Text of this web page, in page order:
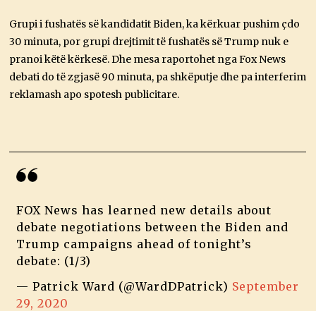
Grupi i fushatës së kandidatit Biden, ka kërkuar pushim çdo
30 minuta, por grupi drejtimit të fushatës së Trump nuk e
pranoi këtë kërkesë. Dhe mesa raportohet nga Fox News
debati do të zgjasë 90 minuta, pa shkëputje dhe pa interferim
reklamash apo spotesh publicitare.
FOX News has learned new details about
debate negotiations between the Biden and
Trump campaigns ahead of tonight’s
debate: (1/3)
— Patrick Ward (@WardDPatrick) September
29, 2020